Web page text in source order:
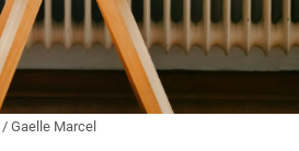
/ Gaelle Marcel